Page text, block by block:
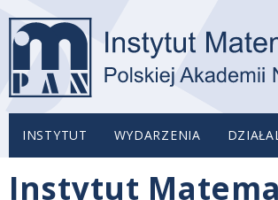
INSTYTUT WYDARZENIA
Instytut